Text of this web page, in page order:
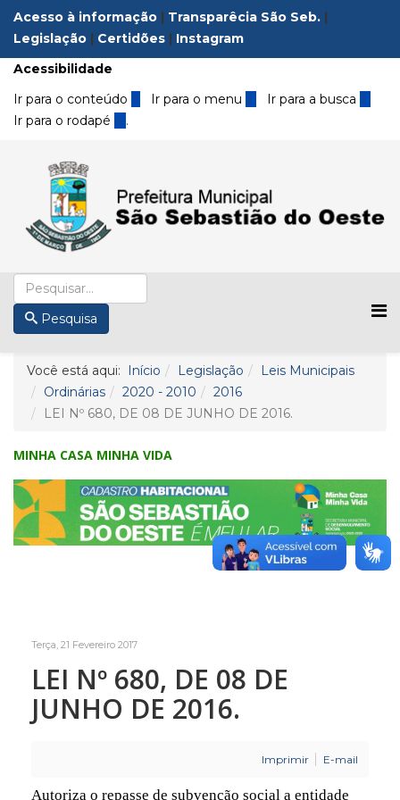
Acesso à informação | Transparêcia São Seb. |
Legislação | Certidões | Instagram
Acessibilidade
Ir para o conteúdo 1 Ir para o menu 2 Ir para a busca3
Ir para o rodapé 4 .
Pesquisa
Você está aqui: Início Legislação
Leis Municipais
Ordinárias
2020 - 2010
2016
LEI Nº 680, DE 08 DE JUNHO DE 2016.
MINHA CASA MINHA VIDA
Terça, 21 Fevereiro 2017
LEI Nº 680, DE 08 DE
JUNHO DE 2016.
Imprimir E-mail
Autoriza o repasse de subvenção social a entidade